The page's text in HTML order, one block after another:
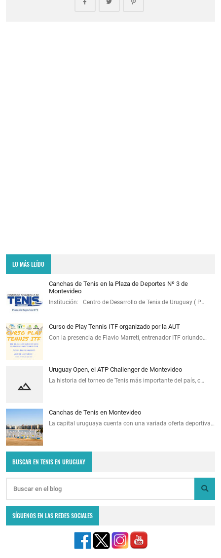
LO MÁS LEÍDO
Canchas de Tenis en la Plaza de Deportes Nº 3 de
Montevideo
Institución: Centro de Desarrollo de Tenis de Uruguay ( P…
Curso de Play Tennis ITF organizado por la AUT
Con la presencia de Flavio Marreti, entrenador ITF oriundo…
Uruguay Open, el ATP Challenger de Montevideo
La historia del torneo de Tenis más importante del país, c…
Canchas de Tenis en Montevideo
La capital uruguaya cuenta con una variada oferta deportiva…
BUSCAR EN TENIS EN URUGUAY
SÍGUENOS EN LAS REDES SOCIALES